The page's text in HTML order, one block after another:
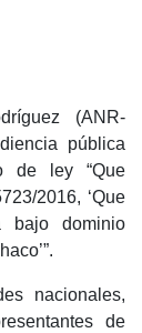
(ANR-
pública
de ley “Que
2016, ‘Que
bajo dominio
nacionales,
de